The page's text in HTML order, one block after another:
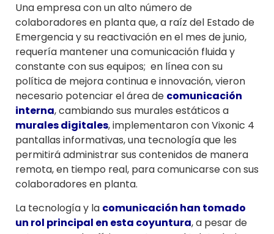
Una empresa con un alto número de
colaboradores en planta que, a raíz del Estado de
Emergencia y su reactivación en el mes de junio,
requería mantener una comunicación fluida y
constante con sus equipos; en línea con su
política de mejora continua e innovación, vieron
necesario potenciar el área de comunicación
interna, cambiando sus murales estáticos a
murales digitales, implementaron con Vixonic 4
pantallas informativas, una tecnología que les
permitirá administrar sus contenidos de manera
remota, en tiempo real, para comunicarse con sus
colaboradores en planta.
La tecnología y la comunicación han tomado
un rol principal en esta coyuntura, a pesar de